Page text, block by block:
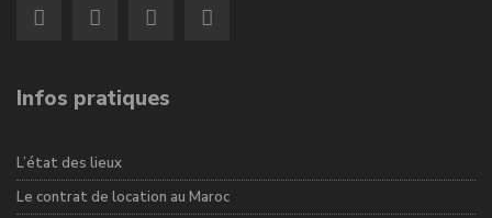
Infos pratiques
L’état des lieux
Le contrat de location au Maroc